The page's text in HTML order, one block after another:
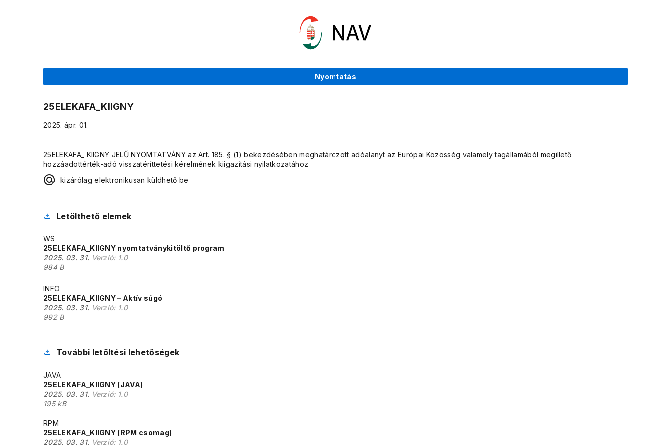
Nyomtatás
25ELEKAFA_KIIGNY
2025. ápr. 01.
25ELEKAFA_ KIIGNY JELŰ NYOMTATVÁNY az Art. 185. § (1) bekezdésében meghatározott adóalanyt az Európai Közösség valamely tagállamából megillető
hozzáadottérték-adó visszatéríttetési kérelmének kiigazítási nyilatkozatához
kizárólag elektronikusan küldhető be
Letölthető elemek
WS
25ELEKAFA_KIIGNY nyomtatványkitöltő program
2025. 03. 31. Verzió: 1.0
984 B
INFO
25ELEKAFA_KIIGNY – Aktív súgó
2025. 03. 31. Verzió: 1.0
992 B
További letöltési lehetőségek
JAVA
25ELEKAFA_KIIGNY (JAVA)
2025. 03. 31. Verzió: 1.0
195 kB
RPM
25ELEKAFA_KIIGNY (RPM csomag)
2025. 03. 31. Verzió: 1.0